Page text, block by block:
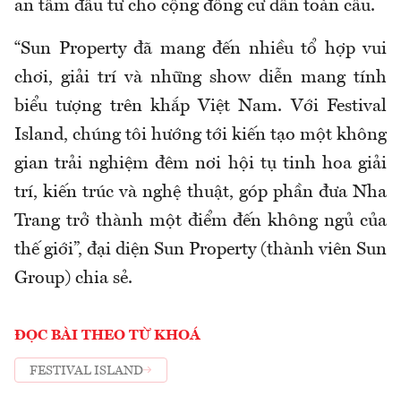
an tâm đầu tư cho cộng đồng cư dân toàn cầu.
“Sun Property đã mang đến nhiều tổ hợp vui
chơi, giải trí và những show diễn mang tính
biểu tượng trên khắp Việt Nam. Với Festival
Island, chúng tôi hướng tới kiến tạo một không
gian trải nghiệm đêm nơi hội tụ tinh hoa giải
trí, kiến trúc và nghệ thuật, góp phần đưa Nha
Trang trở thành một điểm đến không ngủ của
thế giới”, đại diện Sun Property (thành viên Sun
Group) chia sẻ.
ĐỌC BÀI THEO TỪ KHOÁ
FESTIVAL ISLAND